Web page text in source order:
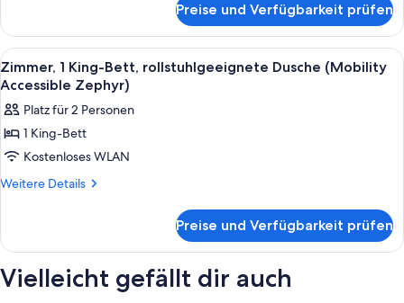
Roll
in
Shower
anzeigen
Accessible
Zephyr
King
-
in
Shower
Preise und Verfügbarkeit prüfen
Alle
Fotos
für
Zimmer,
1 King-
Bett,
rollstuhlgeeignete
Accessible
Zephyr)
anzeigen
Ein Hotelzimmer mit einem Bett,
5
Zimmer, 1 King-Bett, rollstuhlgeeignete Dusche (Mobility
Accessible Zephyr)
Platz für 2 Personen
1 King-Bett
Kostenloses WLAN
Weitere Details
Weitere
1 King-
rollstuhlgeeignete
Preise und Verfügbarkeit prüfen
Vielleicht gefällt dir auch